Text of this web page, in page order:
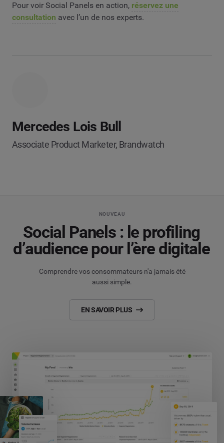
Pour voir Social Panels en action, réservez une
consultation avec l’un de nos experts.
Mercedes Lois Bull
Associate Product Marketer, Brandwatch
NOUVEAU
Social Panels : le profiling
d’audience pour l’ère digitale
Comprendre vos consommateurs n'a jamais été
aussi simple.
EN SAVOIR PLUS